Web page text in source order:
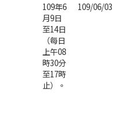
109年6
月9日
至14日
（每日
上午08
時30分
至17時
止）。
109/06/03